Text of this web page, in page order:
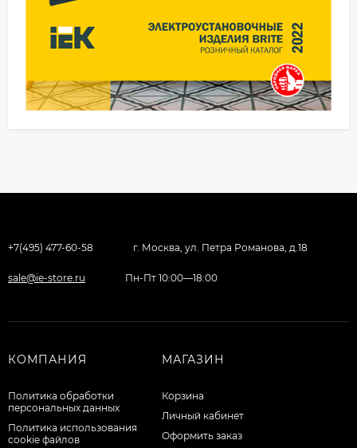
+7(495) 477-60-58 г. Москва, ул. Петра Романова, д.18
sale@ie-store.ru Пн-Пт 10:00—18:00
КОМПАНИЯ
Политика обработки
персональных данных
Политика использования
cookie файлов
МАГАЗИН
Корзина
Личный кабинет
Оформить заказ